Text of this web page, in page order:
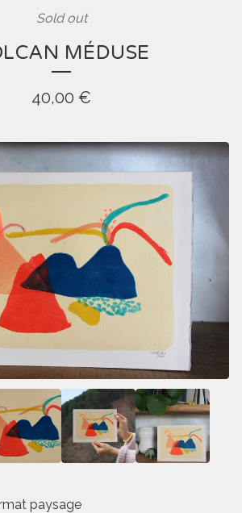
Sold out
MÉDUSE
40,00 €
paysage